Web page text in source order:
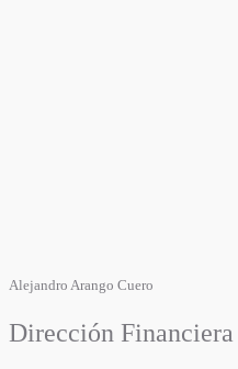
Alejandro Arango Cuero
Dirección